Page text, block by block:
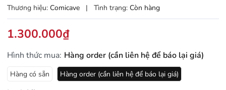
Thương hiệu: Comicave | Tình trạng: Còn hàng
1.300.000₫
Hình thức mua: Hàng order (cần liên hệ để báo lại giá)
Hàng có sẵn Hàng order (cần liên hệ để báo lại giá)